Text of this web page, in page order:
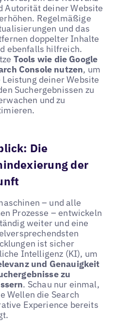
Autorität deiner Website
Regelmäßige
und das
doppelter Inhalte
ebenfalls hilfreich.
Tools wie die Google
Console nutzen, um
Leistung deiner Website
Suchergebnissen zu
und zu
Die
der
– und alle
Prozesse – entwickeln
weiter und eine
ist sicher
Intelligenz (KI), um
und Genauigkeit
zu
. Schau nur einmal,
Wellen die Search
Experience bereits